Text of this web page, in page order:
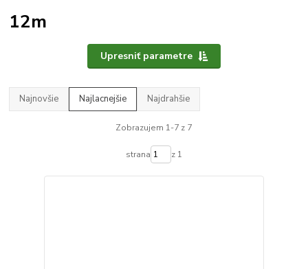
12m
Upresniť parametre
Najnovšie Najlacnejšie Najdrahšie
Zobrazujem 1-7 z 7
strana z 1